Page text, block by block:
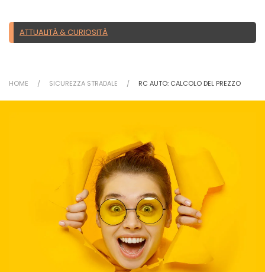
ATTUALITÀ & CURIOSITÀ
HOME SICUREZZA STRADALE RC AUTO: CALCOLO DEL PREZZO